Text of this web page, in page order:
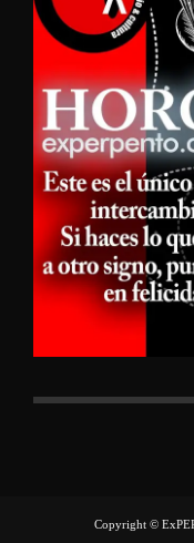
Copyright ©